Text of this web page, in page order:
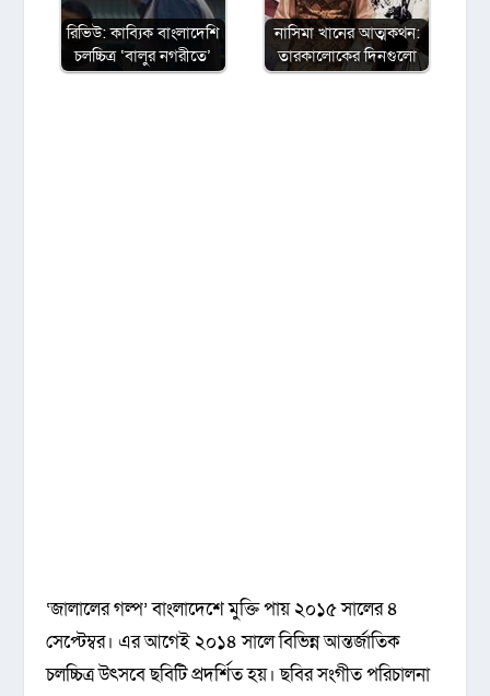
রিভিউ: কাব্যিক বাংলাদেশি
চলচ্চিত্র ‘বালুর নগরীতে’
নাসিমা খানের আত্মকথন:
তারকালোকের দিনগুলো
‘জালালের গল্প’ বাংলাদেশে মুক্তি পায় ২০১৫ সালের ৪
সেপ্টেম্বর। এর আগেই ২০১৪ সালে বিভিন্ন আন্তর্জাতিক
চলচ্চিত্র উৎসবে ছবিটি প্রদর্শিত হয়। ছবির সংগীত পরিচালনা